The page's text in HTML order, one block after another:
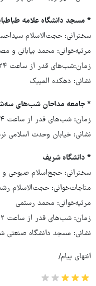
* مسجد دانشگاه علامه
سخنرانی: حجت‌الاسلام
مرثیه‌خوانی: محمد بیابانی و
زمان:شب‌های قدر از ساعت ۲۴
نشانی: دهکده المپیک
* جامعه مداحان شب‌های
زمان: شب‌های قدر از ساعت ۲۴
نشانی: خیابان وحدت
* دانشگاه شریف
سخنرانی: حجج‌اسلام صبوحی
مناجات‌خوانی: حجت‌الاسلام
مرثیه‌خوانی: محمد رستمی
زمان: شب‌های قدر از ساعت ۲۲
نشانی: مسجد دانشگاه صنعتی
انتهای پیام/